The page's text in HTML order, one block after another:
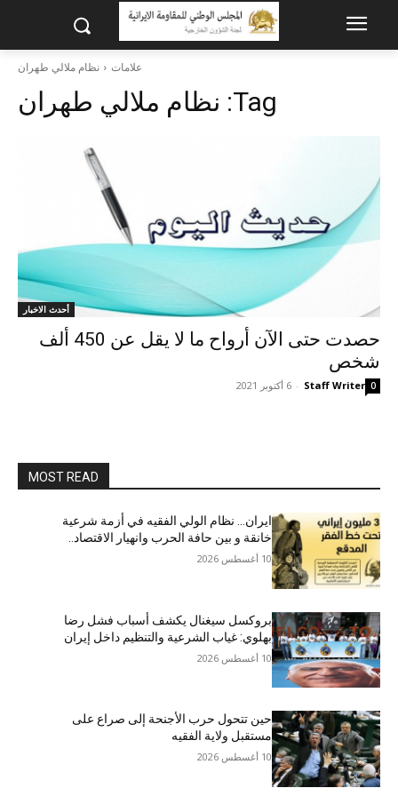
علامات نظام ملالي طهران
Tag: نظام ملالي طهران
أحدث الاخبار
حصدت حتى الآن أرواح ما لا يقل عن 450 ألف
شخص
Staff Writer
- 6 أكتوبر 2021 0
MOST READ
ایران… نظام الولي الفقيه في أزمة شرعية
خانقة و بين حافة الحرب وانهيار الاقتصاد..
10 أغسطس 2026
بروكسل سيغنال يكشف أسباب فشل رضا
بهلوي: غياب الشرعية والتنظيم داخل إيران
10 أغسطس 2026
حين تتحول حرب الأجنحة إلى صراع على
مستقبل ولاية الفقيه
10 أغسطس 2026